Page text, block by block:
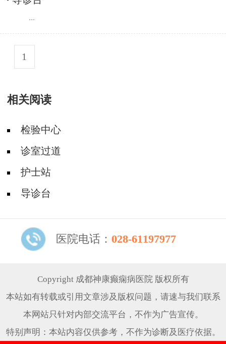
...
1
相关阅读
检验中心
诊室过道
护士站
导诊台
医院电话： 028-61197977
Copyright 成都神康癫痫病医院 版权所有
本站如有转载或引用文章涉及版权问题，请速与我们联系
本网站只针对内部交流平台，不作为广告宣传。
特别声明：本站内容仅供参考，不作为诊断及医疗依据。